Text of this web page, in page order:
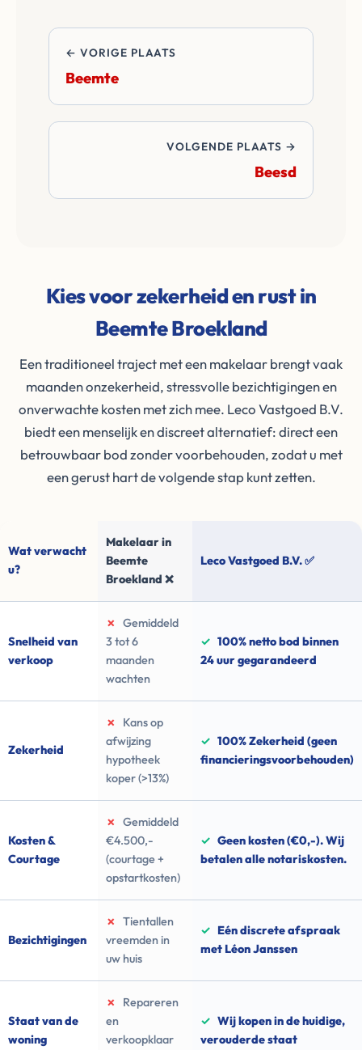
← VORIGE PLAATS
Beemte
VOLGENDE PLAATS →
Beesd
Kies voor zekerheid en rust in
Beemte Broekland
Een traditioneel traject met een makelaar brengt vaak
maanden onzekerheid, stressvolle bezichtigingen en
onverwachte kosten met zich mee. Leco Vastgoed B.V.
biedt een menselijk en discreet alternatief: direct een
betrouwbaar bod zonder voorbehouden, zodat u met
een gerust hart de volgende stap kunt zetten.
Wat verwacht
u?
Makelaar in
Beemte
Broekland ❌
Leco Vastgoed B.V. ✅
Snelheid van
verkoop
✗
Gemiddeld
3 tot 6
maanden
wachten
✓ 100% netto bod binnen
24 uur gegarandeerd
Zekerheid
✗
Kans op
afwijzing
hypotheek
koper (>13%)
✓ 100% Zekerheid (geen
financieringsvoorbehouden)
Kosten &
Courtage
✗
Gemiddeld
€4.500,-
(courtage +
opstartkosten)
✓ Geen kosten (€0,-). Wij
betalen alle notariskosten.
Bezichtigingen
✗
Tientallen
vreemden in
uw huis
✓ Eén discrete afspraak
met Léon Janssen
Staat van de
woning
✗
Repareren
en
verkoopklaar
✓ Wij kopen in de huidige,
verouderde staat